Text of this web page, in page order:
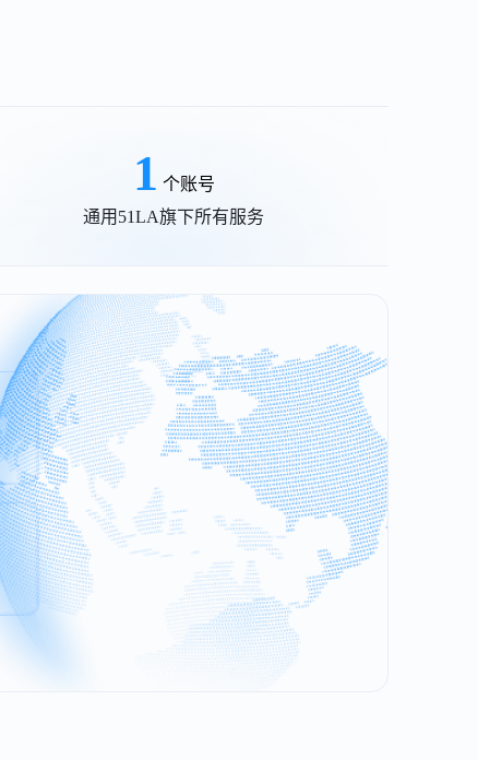
1 个账号
通用51LA旗下所有服务